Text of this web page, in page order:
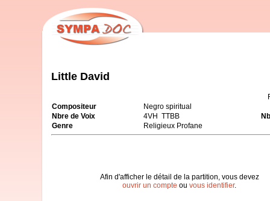
Little David
Compositeur
Negro spiritual
Nbre de Voix
4VH TTBB
Genre
Religieux Profane
Afin d'afficher le détail de la partition, vous devez
ouvrir un compte ou vous identifier.